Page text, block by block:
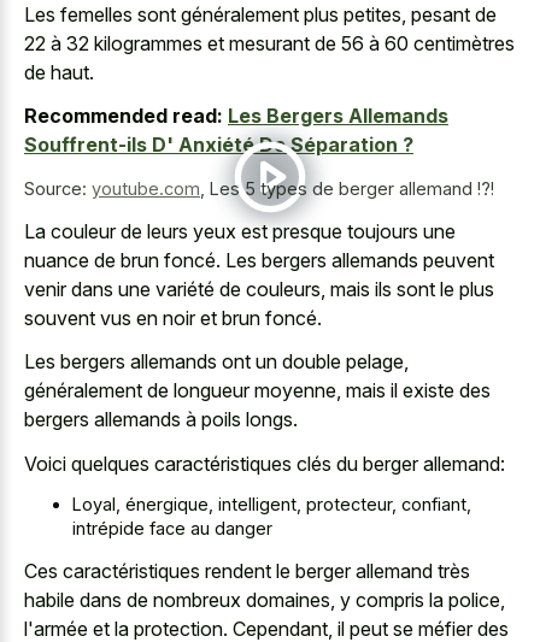
Les femelles sont généralement plus petites, pesant de
22 à 32 kilogrammes et mesurant de 56 à 60 centimètres
de haut.
Recommended read: Les Bergers Allemands
Souffrent-ils D' Anxiété De Séparation ?
Source: youtube.com Les 5 types de berger allemand !?!
La couleur de leurs yeux est presque toujours une
nuance de brun foncé. Les bergers allemands peuvent
venir dans une variété de couleurs, mais ils sont le plus
souvent vus en noir et brun foncé.
Les bergers allemands ont un double pelage,
généralement de longueur moyenne, mais il existe des
bergers allemands à poils longs.
Voici quelques caractéristiques clés du berger allemand:
Loyal, énergique, intelligent, protecteur, confiant,
intrépide face au danger
Ces caractéristiques rendent le berger allemand très
habile dans de nombreux domaines, y compris la police,
l'armée et la protection. Cependant, il peut se méfier des